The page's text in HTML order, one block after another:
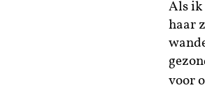
Als ik
haar
voor